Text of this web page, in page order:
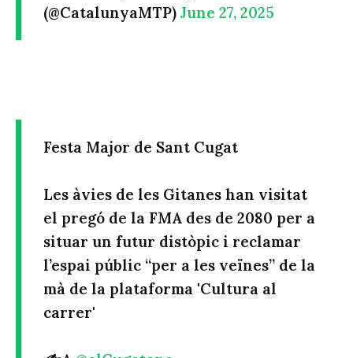
(@CatalunyaMTP) June 27, 2025
Festa Major de Sant Cugat
Les àvies de les Gitanes han visitat
el pregó de la FMA des de 2080 per a
situar un futur distòpic i reclamar
l’espai públic “per a les veïnes” de la
mà de la plataforma 'Cultura al
carrer'